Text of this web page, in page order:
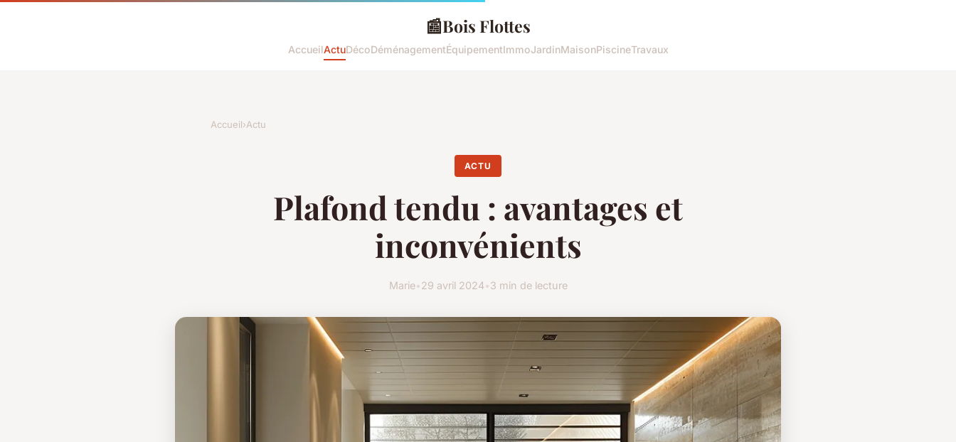
📰Bois Flottes
AccueilActuDécoDéménagementÉquipementImmoJardinMaisonPiscineTravaux
Accueil›Actu
ACTU
Plafond tendu : avantages et
inconvénients
Marie•29 avril 2024•3 min de lecture